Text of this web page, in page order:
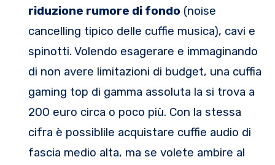
riduzione rumore di fondo (noise
cancelling tipico delle cuffie musica), cavi e
spinotti. Volendo esagerare e immaginando
di non avere limitazioni di budget, una cuffia
gaming top di gamma assoluta la si trova a
200 euro circa o poco più. Con la stessa
cifra è possiblile acquistare cuffie audio di
fascia medio alta, ma se volete ambire al